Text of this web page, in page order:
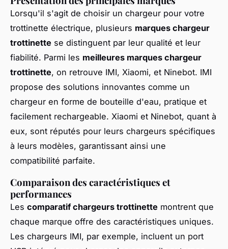
Lorsqu'il s'agit de choisir un chargeur pour votre
trottinette électrique, plusieurs marques chargeur
trottinette se distinguent par leur qualité et leur
fiabilité. Parmi les meilleures marques chargeur
trottinette, on retrouve IMI, Xiaomi, et Ninebot. IMI
propose des solutions innovantes comme un
chargeur en forme de bouteille d'eau, pratique et
facilement rechargeable. Xiaomi et Ninebot, quant à
eux, sont réputés pour leurs chargeurs spécifiques
à leurs modèles, garantissant ainsi une
compatibilité parfaite.
Comparaison des caractéristiques et
performances
Les comparatif chargeurs trottinette montrent que
chaque marque offre des caractéristiques uniques.
Les chargeurs IMI, par exemple, incluent un port